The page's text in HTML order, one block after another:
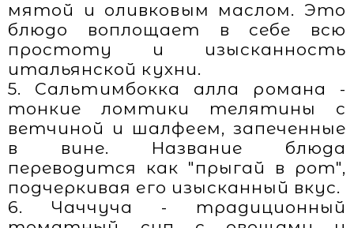
мятой и оливковым маслом. Это
блюдо воплощает в себе всю
простоту и изысканность
итальянской кухни.
5. Сальтимбокка алла романа -
тонкие ломтики телятины с
ветчиной и шалфеем, запеченные
в вине. Название блюда
переводится как "прыгай в рот",
подчеркивая его изысканный вкус.
6. Чаччуча - традиционный